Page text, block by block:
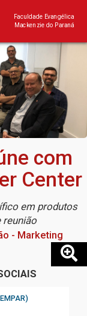
Faculdade Evangélica
Mackenzie do Paraná
com
Center
em produtos
reunião
- Marketing